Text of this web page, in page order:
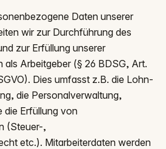
Daten unserer
wir zur Durchführung des
zur Erfüllung unserer
als Arbeitgeber (§ 26 BDSG, Art.
Dies umfasst z.B. die Lohn-
die Personalverwaltung,
die Erfüllung von
(Steuer-,
etc.). Mitarbeiterdaten werden